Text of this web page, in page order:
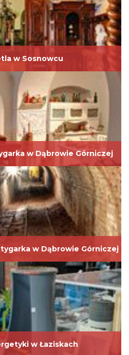
w Sosnowcu
w Dąbrowie Górniczej
w Dąbrowie Górniczej
w Łaziskach